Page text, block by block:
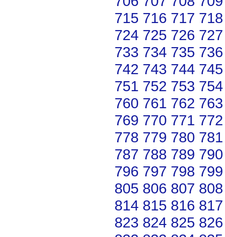
715 716 717 718
724 725 726 727
733 734 735 736
742 743 744 745
751 752 753 754
760 761 762 763
769 770 771 772
778 779 780 781
787 788 789 790
796 797 798 799
805 806 807 808
814 815 816 817
823 824 825 826